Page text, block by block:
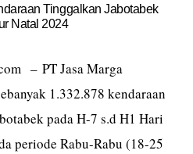
Tinggalkan Jabotabek
Natal 2024
– PT Jasa Marga
1.332.878 kendaraan
pada H-7 s.d H1 Hari
periode Rabu-Rabu (18-25